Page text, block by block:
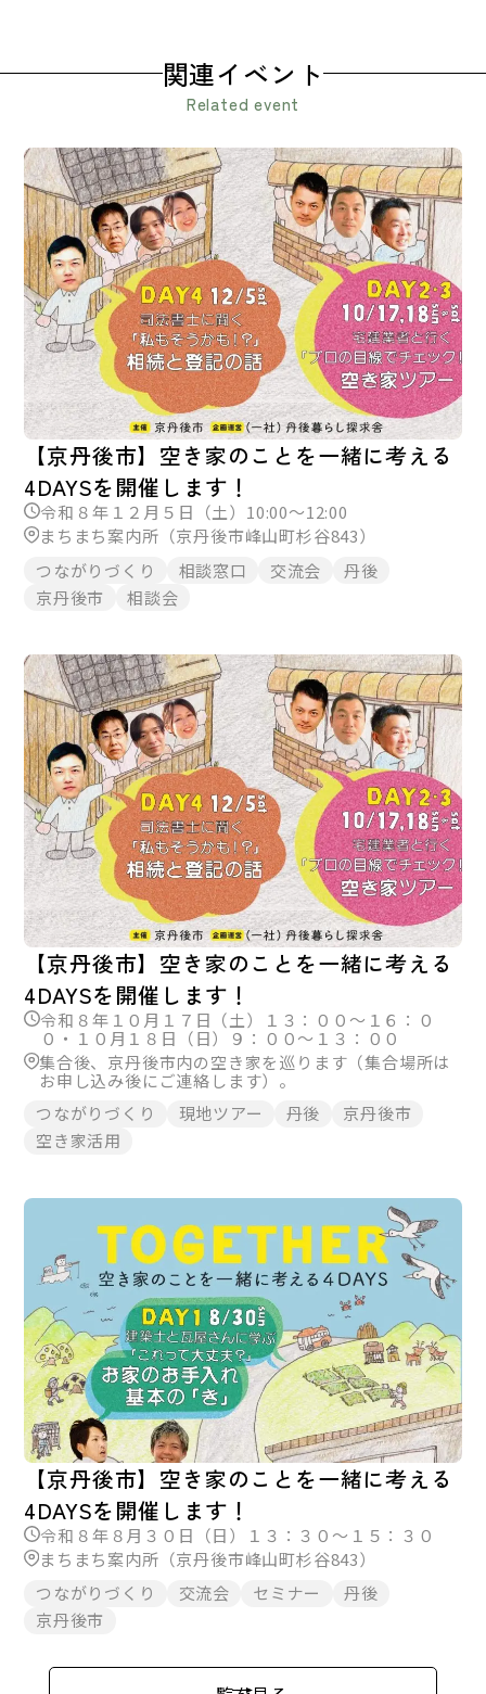
関連イベント
Related event
【京丹後市】空き家のことを一緒に考える
4DAYSを開催します！
令和８年１２月５日（土）10:00～12:00
まちまち案内所（京丹後市峰山町杉谷843）
つながりづくり
相談窓口 交流会
丹後
京丹後市
相談会
【京丹後市】空き家のことを一緒に考える
4DAYSを開催します！
令和８年１０月１７日（土）１３：００～１６：０
０・１０月１８日（日）９：００～１３：００
集合後、京丹後市内の空き家を巡ります（集合場所は
お申し込み後にご連絡します）。
つながりづくり
現地ツアー 丹後
京丹後市
空き家活用
【京丹後市】空き家のことを一緒に考える
4DAYSを開催します！
令和８年８月３０日（日）１３：３０～１５：３０
まちまち案内所（京丹後市峰山町杉谷843）
つながりづくり
交流会 セミナー
丹後
京丹後市